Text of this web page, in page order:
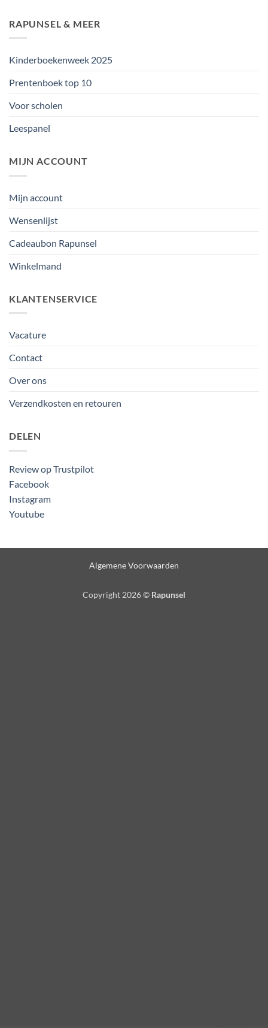
RAPUNSEL & MEER
Kinderboekenweek 2025
Prentenboek top 10
Voor scholen
Leespanel
MIJN ACCOUNT
Mijn account
Wensenlijst
Cadeaubon Rapunsel
Winkelmand
KLANTENSERVICE
Vacature
Contact
Over ons
Verzendkosten en retouren
DELEN
Review op Trustpilot
Facebook
Instagram
Youtube
Algemene Voorwaarden
Copyright 2026 © Rapunsel